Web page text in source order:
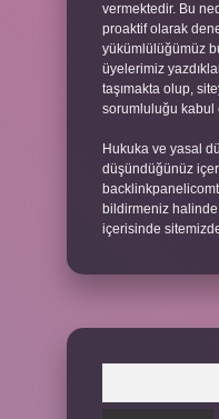
vermektedir. Bu
proaktif olarak
yükümlülüğümüz
üyelerimiz
taşımakta olup,
sorumluluğu kabul
Hukuka ve yasal
düşündüğünüz
bildirmeniz
içerisinde